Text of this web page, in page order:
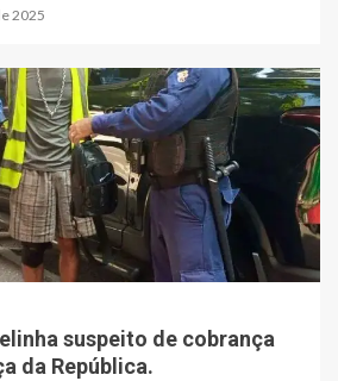
2025
suspeito de cobrança
da República.